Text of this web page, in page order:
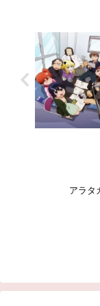
を決意する。 引用-
アラタ